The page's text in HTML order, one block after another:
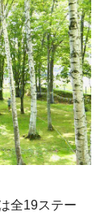
全19ステー